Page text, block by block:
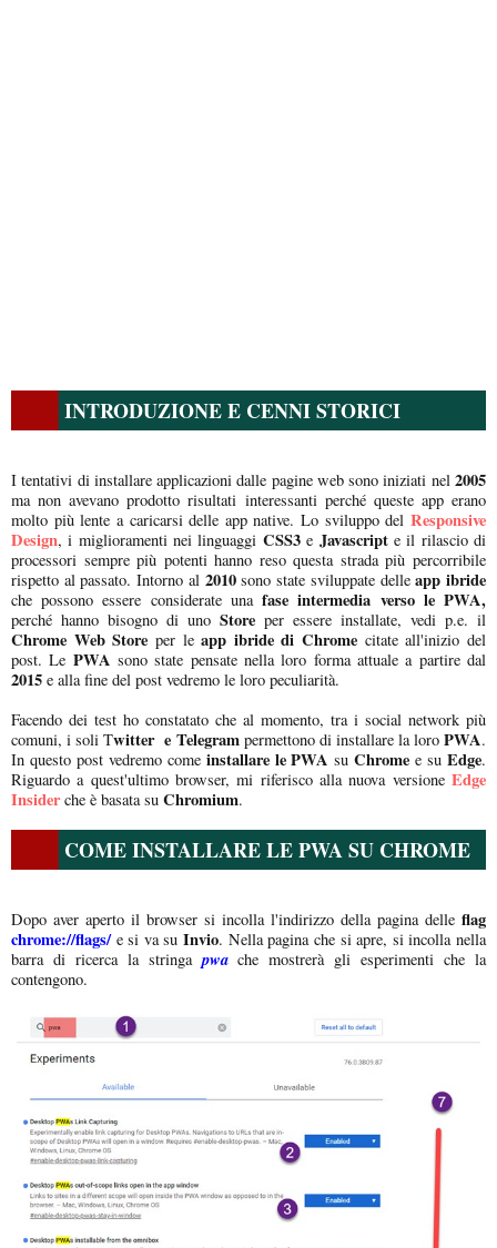
INTRODUZIONE E CENNI STORICI
I tentativi di installare applicazioni dalle pagine web sono iniziati nel 2005
ma non avevano prodotto risultati interessanti perché queste app erano
molto più lente a caricarsi delle app native. Lo sviluppo del Responsive
Design, i miglioramenti nei linguaggi CSS3e Javascripte il rilascio di
processori sempre più potenti hanno reso questa strada più percorribile
rispetto al passato. Intorno al 2010sono state sviluppate delleapp ibride
che possono essere considerate unafase intermedia verso le PWA,
perché hanno bisogno di uno Store per essere installate, vedi p.e. il
Chrome Web Store per leapp ibride di Chrome citate all'inizio del
post. Le PWAsono state pensate nella loro forma attuale a partire dal
2015 e alla fine del post vedremo le loro peculiarità.
Facendo dei test ho constatato che al momento, tra i social network più
comuni, i soli Twitter e Telegrampermettono di installare la loro PWA.
In questo post vedremo comeinstallare le PWA suChromee suEdge.
Riguardo a quest'ultimo browser, mi riferisco alla nuova versione Edge
Insiderche è basata su Chromium.
COME INSTALLARE LE PWA SU CHROME
Dopo aver aperto il browser si incolla l'indirizzo della pagina delle flag
chrome://flags/e si va suInvio. Nella pagina che si apre, si incolla nella
barra di ricerca la stringapwache mostrerà gli esperimenti che la
contengono.